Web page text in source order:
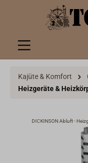
springen
Kajüte & Komfort
Heizgeräte &
DICKINSON Abluft -